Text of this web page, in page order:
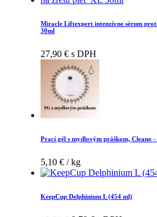
Miracle Liftexpert intenzívne sérum
30ml
27,90 € s DPH
Prací gél s mydlovým práškom, Cleano
5,10 € / kg
KeepCup Delphinium L (454 ml)